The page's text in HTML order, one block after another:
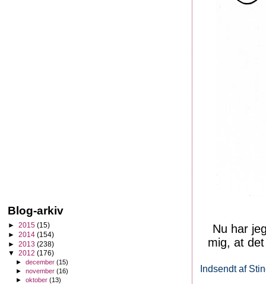
Nu har
mig, at
Indsendt af
Blog-arkiv
► 2015 (15)
► 2014 (154)
► 2013 (238)
▼ 2012 (176)
►december(15)
►november(16)
►oktober(13)